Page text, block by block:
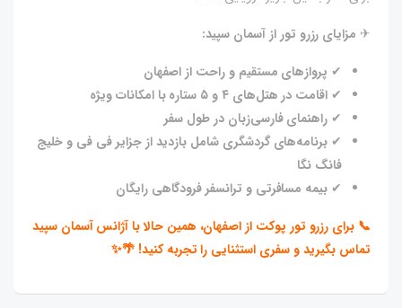
✈ مزایای رزرو تور از آسمان سپید:
✔ پروازهای مستقیم و راحت از اصفهان
✔ اقامت در هتل‌های ۴ و ۵ ستاره با امکانات ویژه
✔ راهنمای فارسی‌زبان در طول سفر
✔ برنامه‌های گردشگری شامل بازدید از جزایر فی فی و خلیج
فانگ نگا
✔ بیمه مسافرتی و ترانسفر فرودگاهی رایگان
📞 برای رزرو تور پوکت از اصفهان، همین حالا با آژانس آسمان سپید
تماس بگیرید و سفری استثنایی را تجربه کنید! 🌴✨